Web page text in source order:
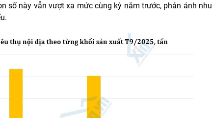
số này vẫn vượt xa mức cùng kỳ năm trước, phản ánh nhu